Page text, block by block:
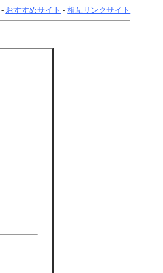
- おすすめサイト -相互リンクサイト